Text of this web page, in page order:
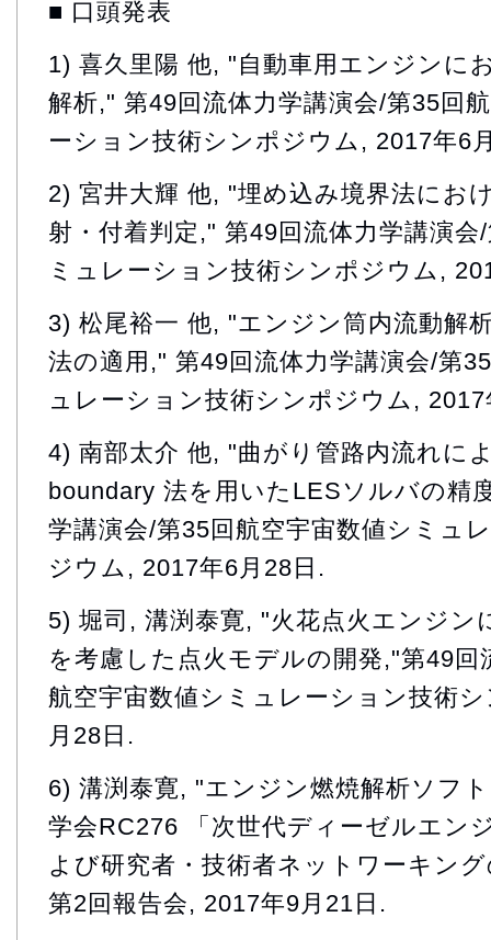
■ 口頭発表
1) 喜久里陽 他, "自動車用エンジンに
解析," 第49回流体力学講演会/第35回
ーション技術シンポジウム, 2017年6
2) 宮井大輝 他, "埋め込み境界法にお
射・付着判定," 第49回流体力学講演
ミュレーション技術シンポジウム,
3) 松尾裕一 他, "エンジン筒内流動解
法の適用," 第49回流体力学講演会/第
ュレーション技術シンポジウム,
4) 南部太介 他, "曲がり管路内流れに
boundary 法を用いたLESソルバの精
学講演会/第35回航空宇宙数値シミュ
ジウム, 2017年6月28日.
5) 堀司, 溝渕泰寛, "火花点火エンジン
を考慮した点火モデルの開発,"第49回
航空宇宙数値シミュレーション技術
月28日.
6) 溝渕泰寛, "エンジン燃焼解析ソフ
学会RC276 「次世代ディーゼルエン
よび研究者・技術者ネットワーキン
第2回報告会, 2017年9月21日.